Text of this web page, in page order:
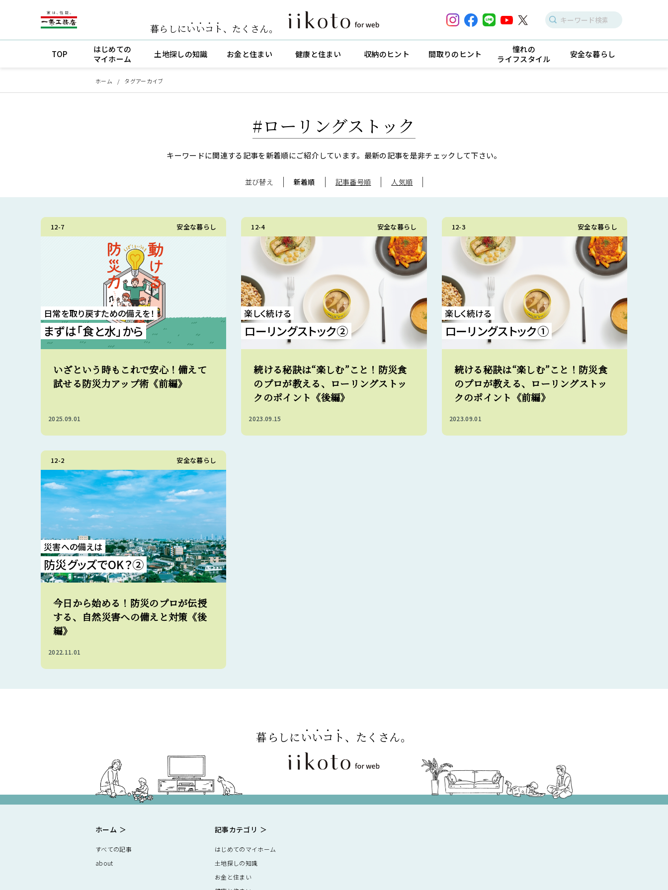
暮らしにいいコト 、 たくさん。
TOP
はじめての
マイホーム
土地探しの知識 お金と住まい 健康と住まい 収納のヒント 間取りのヒント
憧れの
ライフスタイル
安全な暮らし
ホーム タグアーカイブ
#ローリングストック
キーワードに関連する記事を新着順にご紹介しています。 最新の記事を是非チェックして下さい。
並び替え 新着順 記事番号順 人気順
12-7 安全な暮らし
日常を取り戻すための備えを！
まずは「食と水」から
いざという時もこれで安心！備えて
試せる防災力アップ術《前編》
2025.09.01
12-4 安全な暮らし
楽しく続ける
ローリングストック②
続ける秘訣は“楽しむ”こと！防災食
のプロが教える、ローリングストッ
クのポイント《後編》
2023.09.15
12-3 安全な暮らし
楽しく続ける
ローリングストック①
続ける秘訣は“楽しむ”こと！防災食
のプロが教える、ローリングストッ
クのポイント《前編》
2023.09.01
12-2 安全な暮らし
災害への備えは
防災グッズでOK？②
今日から始める！防災のプロが伝授
する、自然災害への備えと対策《後
編》
2022.11.01
暮らしにいいコト、たくさん。
ホーム
すべての記事
about
記事カテゴリ
はじめてのマイホーム
土地探しの知識
お金と住まい